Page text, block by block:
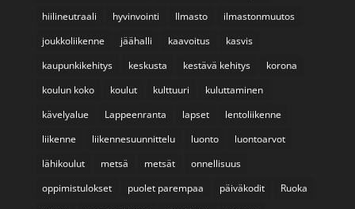
hiilineutraali
hyvinvointi Ilmasto
ilmastonmuutos
joukkoliikenne
jäähalli kaavoitus
kasvis
kaupunkikehitys
keskusta kestävä kehitys
korona
koulun koko
koulut kulttuuri
kuluttaminen
kävelyalue
Lappeenranta lapset
lentoliikenne
liikenne
liikennesuunnittelu luonto
luontoarvot
lähikoulut
metsä metsät
onnellisuus
oppimistulokset
puolet parempaa päiväkodit
Ruoka